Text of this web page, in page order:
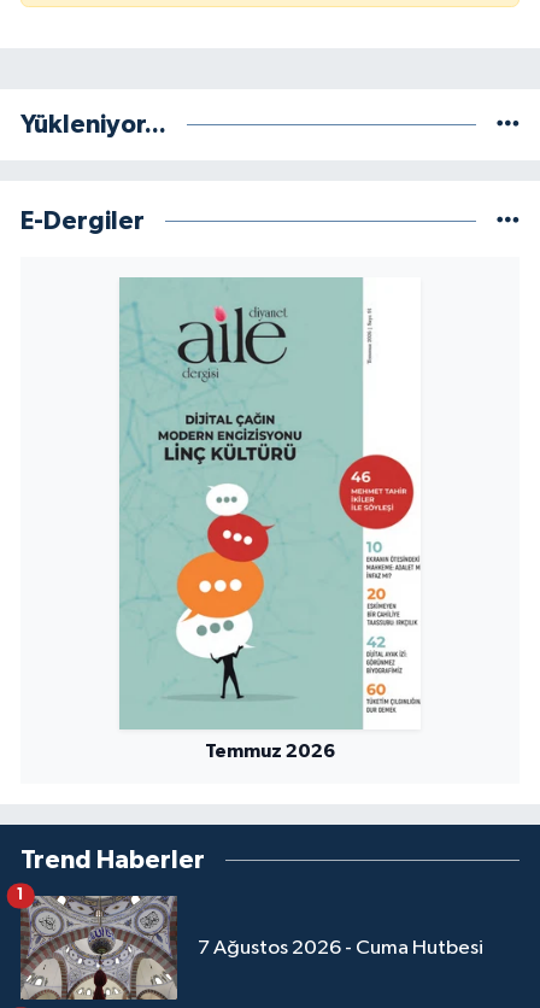
Yükleniyor...
E-Dergiler
Temmuz 2026
Trend Haberler
7 Ağustos 2026 - Cuma Hutbesi
1
Yozgat Müftülüğü